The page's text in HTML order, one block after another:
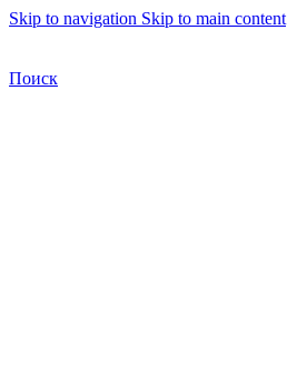
Skip to navigation Skip to main content
Поиск